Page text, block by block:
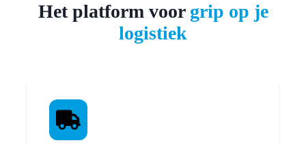
Het platform voor grip op je
logistiek